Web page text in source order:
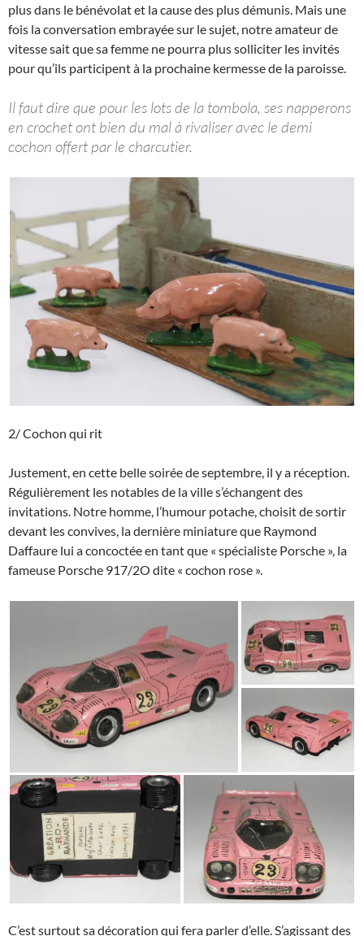
plus dans le bénévolat et la cause des plus démunis. Mais une
fois la conversation embrayée sur le sujet, notre amateur de
vitesse sait que sa femme ne pourra plus solliciter les invités
pour qu’ils participent à la prochaine kermesse de la paroisse.
Il faut dire que pour les lots de la tombola, ses napperons
en crochet ont bien du mal à rivaliser avec le demi
cochon offert par le charcutier.
2/ Cochon qui rit
Justement, en cette belle soirée de septembre, il y a réception.
Régulièrement les notables de la ville s’échangent des
invitations. Notre homme, l’humour potache, choisit de sortir
devant les convives, la dernière miniature que Raymond
Daffaure lui a concoctée en tant que « spécialiste Porsche », la
fameuse Porsche 917/2O dite « cochon rose ».
C’est surtout sa décoration qui fera parler d’elle. S’agissant des